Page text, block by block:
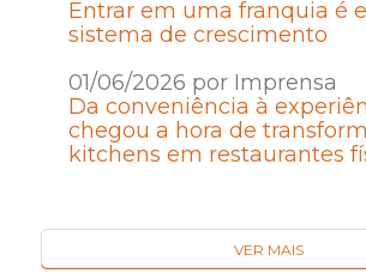
Entrar em uma franquia é
sistema de crescimento
01/06/2026 por Imprensa
Da conveniência à
chegou a hora de
kitchens em restaurantes
VER MAIS